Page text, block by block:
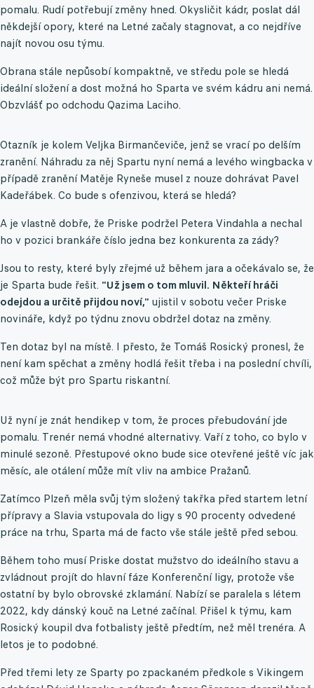
pomalu. Rudí potřebují změny hned. Okysličit kádr, poslat dál
někdejší opory, které na Letné začaly stagnovat, a co nejdříve
najít novou osu týmu.
Obrana stále nepůsobí kompaktně, ve středu pole se hledá
ideální složení a dost možná ho Sparta ve svém kádru ani nemá.
Obzvlášť po odchodu Qazima Laciho.
Otazník je kolem Veljka Birmančeviče, jenž se vrací po delším
zranění. Náhradu za něj Spartu nyní nemá a levého wingbacka v
případě zranění Matěje Ryneše musel z nouze dohrávat Pavel
Kadeřábek. Co bude s ofenzivou, která se hledá?
A je vlastně dobře, že Priske podržel Petera Vindahla a nechal
ho v pozici brankáře číslo jedna bez konkurenta za zády?
Jsou to resty, které byly zřejmé už během jara a očekávalo se, že
je Sparta bude řešit. "Už jsem o tom mluvil. Někteří hráči
odejdou a určitě přijdou noví," ujistil v sobotu večer Priske
novináře, když po týdnu znovu obdržel dotaz na změny.
Ten dotaz byl na místě. I přesto, že Tomáš Rosický pronesl, že
není kam spěchat a změny hodlá řešit třeba i na poslední chvíli,
což může být pro Spartu riskantní.
Už nyní je znát hendikep v tom, že proces přebudování jde
pomalu. Trenér nemá vhodné alternativy. Vaří z toho, co bylo v
minulé sezoně. Přestupové okno bude sice otevřené ještě víc jak
měsíc, ale otálení může mít vliv na ambice Pražanů.
Zatímco Plzeň měla svůj tým složený takřka před startem letní
přípravy a Slavia vstupovala do ligy s 90 procenty odvedené
práce na trhu, Sparta má de facto vše stále ještě před sebou.
Během toho musí Priske dostat mužstvo do ideálního stavu a
zvládnout projít do hlavní fáze Konferenční ligy, protože vše
ostatní by bylo obrovské zklamání. Nabízí se paralela s létem
2022, kdy dánský kouč na Letné začínal. Přišel k týmu, kam
Rosický koupil dva fotbalisty ještě předtím, než měl trenéra. A
letos je to podobné.
Před třemi lety ze Sparty po zpackaném předkole s Vikingem